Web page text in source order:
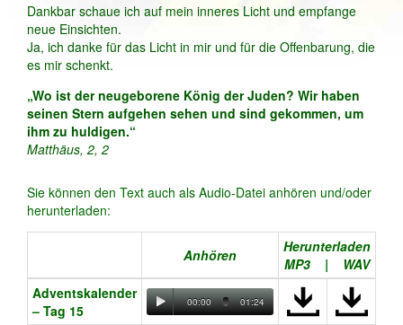
Dankbar schaue ich auf mein inneres Licht und empfange
neue Einsichten.
Ja, ich danke für das Licht in mir und für die Offenbarung, die
es mir schenkt.
„Wo ist der neugeborene König der Juden? Wir haben
seinen Stern aufgehen sehen und sind gekommen, um
ihm zu huldigen.“
Matthäus, 2, 2
Sie können den Text auch als Audio-Datei anhören und/oder
herunterladen:
Anhören
Herunterladen
MP3 | WAV
Adventskalender
– Tag 15
00:00 01:24